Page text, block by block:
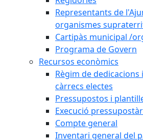
Representants de
organismes
Cartipàs municipal /
Programa de Govern
Recursos econòmics
Règim de
càrrecs electes
Pressupostos i
Execució
Compte general
Inventari general del